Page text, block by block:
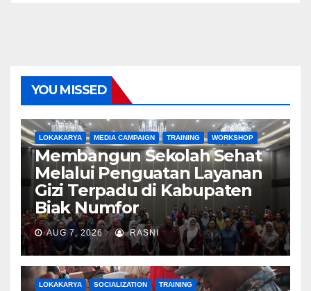
YOU MISSED
LOKAKARYA MEDIA CAMPAIGN TRAINING WORKSHOP
Membangun Sekolah Sehat
Melalui Penguatan Layanan
Gizi Terpadu di Kabupaten
Biak Numfor
AUG 7, 2026 RASNI
LOKAKARYA SOCIALIZATION TRAINING